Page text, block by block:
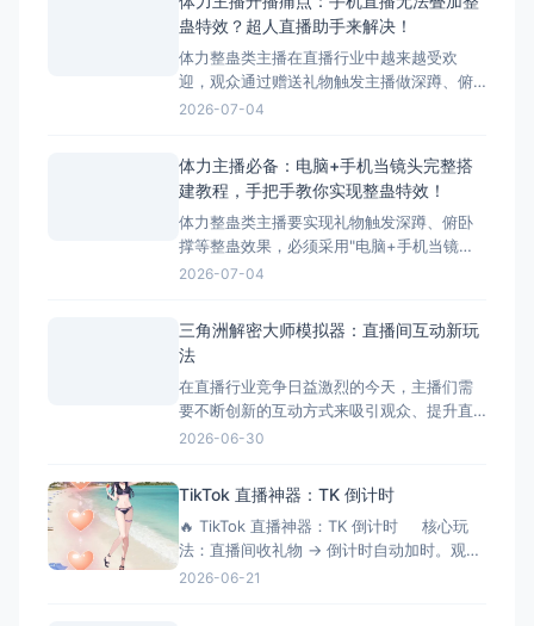
播模式简介 ### 模式一：手机直接开播 这
是最简单、最常用的开播方式，主播直接使
蛊特效？超人直播助手来解决！
体力整蛊类主播在直播行业中越来越受欢
迎，观众通过赠送礼物触发主播做深蹲、俯
卧撑等体力动作，互动性极强。然而，这类
析这一痛点，并为您提供完美解决方案——
超人直播助手。 &nbsp; ## 体力主播面临的
核心痛点 &nbs
2026-07-04
体力主播必备：电脑+手机当镜头完整搭
建教程，手把手教你实现整蛊特效！
体力整蛊类主播要实现礼物触发深蹲、俯卧
撑等整蛊效果，必须采用"电脑+手机当镜
头"的组合方案。本文将手把手教您完成整个
系统，配置建议：Intel i5以上处理器、8GB
2026-07-04
三角洲解密大师模拟器：直播间互动新玩
法
在直播行业竞争日益激烈的今天，主播们需
要不断创新的互动方式来吸引观众、提升直
播间氛围。三角洲解密大师模拟器作为一款
能够增加直播的趣味性，还能有效延长观众
停留时间，提升直播间的活跃度和收益。 什
么是三角洲解密大师模拟器？
2026-06-30
TikTok 直播神器：TK 倒计时
🔥 TikTok 直播神器：TK 倒计时 核心玩
法：直播间收礼物 → 倒计时自动加时。观众
刷得越猛，直播/挑战时间越长！完美适配
2026-06-21